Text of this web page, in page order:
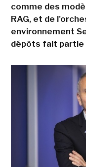
comme des
RAG, et de
environnement
dépôts fait partie